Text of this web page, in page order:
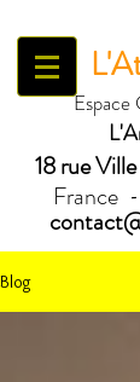
Espace
18 rue
France-
Blog